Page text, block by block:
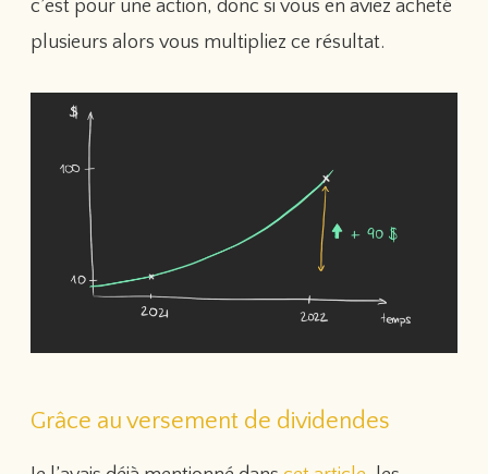
c’est pour une action, donc si vous en aviez acheté
plusieurs alors vous multipliez ce résultat.
Grâce au versement de dividendes